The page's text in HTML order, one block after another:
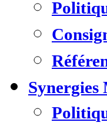
Synergies